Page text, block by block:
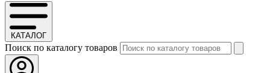
КАТАЛОГ
Поиск по каталогу товаров